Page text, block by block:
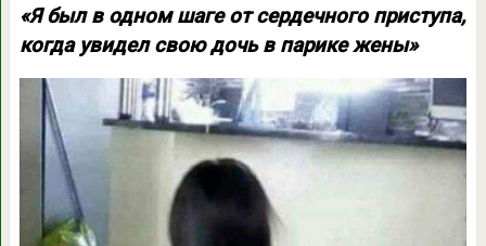
«Я был в одном шаге от сердечного приступа,
когда увидел свою дочь в парике жены»